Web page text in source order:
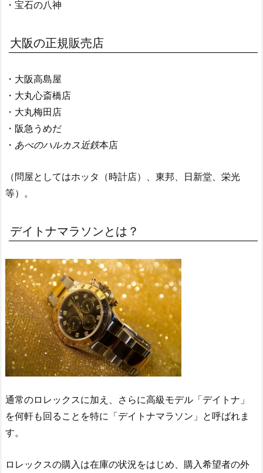
・宝石の八神
大阪の正規販売店
・大阪高島屋
・大丸心斎橋店
・大丸梅田店
・阪急うめだ
・ あべのハルカス近鉄本店
（問屋としてはホッタ（時計店）、東邦、日新堂、栄光
等）。
デイトナマラソンとは？
通常のロレックスに加え、さらに高級モデル「デイトナ」
を何軒も回ることを特に「デイトナマラソン」と呼ばれま
す。
ロレックスの購入は在庫の状況をはじめ、購入希望者の外